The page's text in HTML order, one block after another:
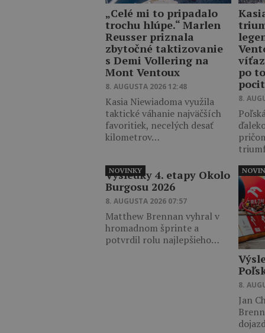
„Celé mi to pripadalo
trochu hlúpe.“ Marlen
Reusser priznala
zbytočné taktizovanie
s Demi Vollering na
Mont Ventoux
8. AUGUSTA 2026 12:48
Kasia Niewiadoma využila
taktické váhanie najväčších
favoritiek, necelých desať
kilometrov…
po
8.
Výsledky 4. etapy Okolo
Burgosu 2026
8. AUGUSTA 2026 07:57
Matthew Brennan vyhral v
hromadnom šprinte a
potvrdil rolu najlepšieho…
NOVINKY
8.
Jan